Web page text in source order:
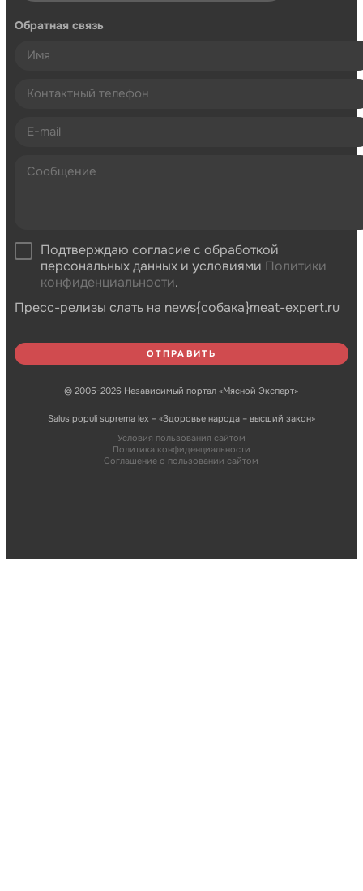
Обратная связь
Подтверждаю согласие с обработкой
персональных данных и условиями Политики
конфиденциальности.
Пресс-релизы слать на news{собака}meat-expert.ru
© 2005-2026 Независимый портал «Мясной Эксперт»
Salus populi suprema lex – «Здоровье народа – высший закон»
Условия пользования сайтом
Политика конфиденциальности
Соглашение о пользовании сайтом